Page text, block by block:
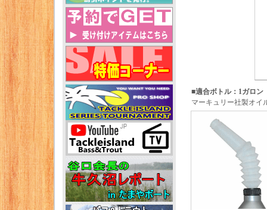
■適合ボトル：1ガロン
マーキュリー社製オイ